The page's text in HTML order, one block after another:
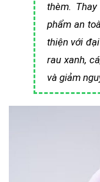
thèm.
phẩm an
thiện với
rau xanh,
và giảm